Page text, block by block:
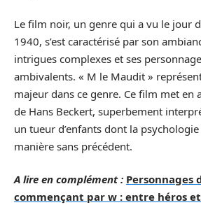
Le film noir, un genre qui a vu le jour
1940, s’est caractérisé par son
intrigues complexes et ses
ambivalents. « M le Maudit »
majeur dans ce genre. Ce film met en
de Hans Beckert, superbement
un tueur d’enfants dont la
manière sans précédent.
A lire en complément : Personnages
commençant par w : entre héros